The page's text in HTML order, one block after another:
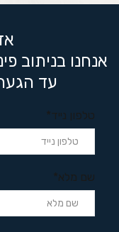
אנחנו בניתוב
עד
טלפון נייד*
שם מלא*